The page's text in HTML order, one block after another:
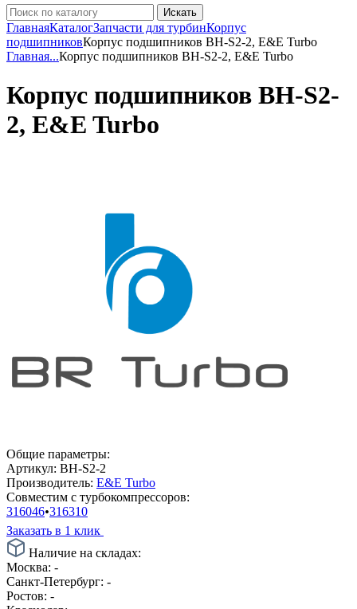
Искать
ГлавнаяКаталогЗапчасти для турбинКорпус
подшипниковКорпус подшипников BH-S2-2, E&E Turbo
Главная...Корпус подшипников BH-S2-2, E&E Turbo
Корпус подшипников BH-S2-
2, E&E Turbo
Общие параметры:
Артикул: BH-S2-2
Производитель: E&E Turbo
Совместим с турбокомпрессоров:
316046•316310
Заказать в 1 клик
Наличие на складах:
Москва: -
Санкт-Петербург: -
Ростов: -